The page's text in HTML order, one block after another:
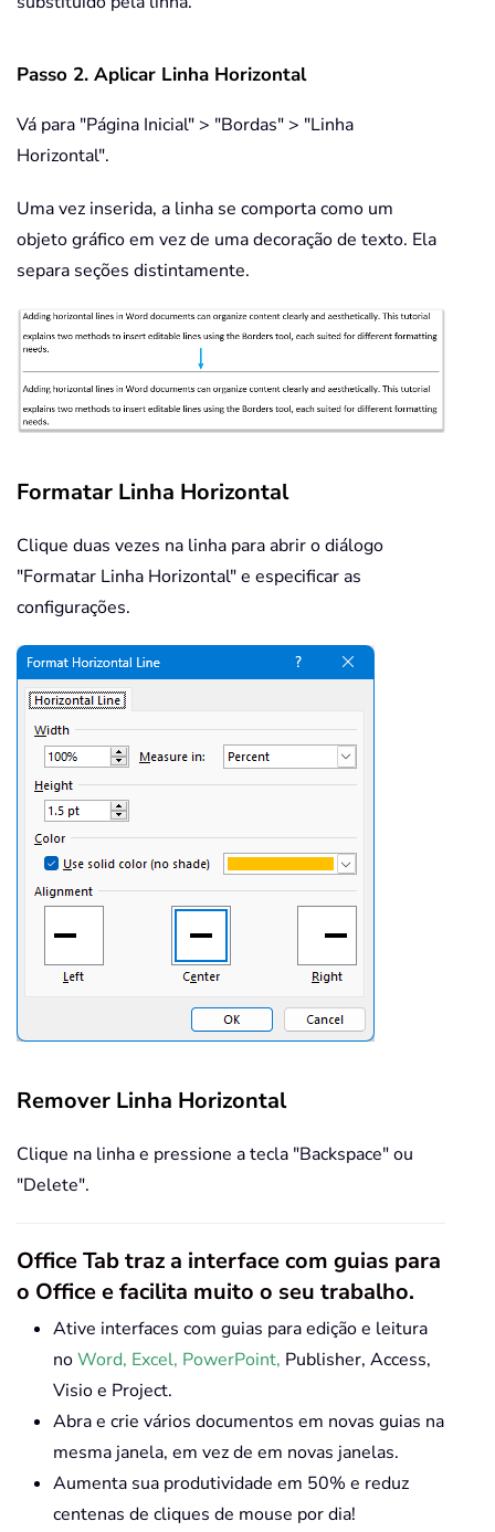
Passo 2. Aplicar Linha Horizontal
Vá para "Página Inicial" > "Bordas" > "Linha
Horizontal".
Uma vez inserida, a linha se comporta como um
objeto gráfico em vez de uma decoração de texto. Ela
separa seções distintamente.
Formatar Linha Horizontal
Clique duas vezes na linha para abrir o diálogo
"Formatar Linha Horizontal" e especificar as
configurações.
Remover Linha Horizontal
Clique na linha e pressione a tecla "Backspace" ou
"Delete".
Office Tab traz a interface com guias para
o Office e facilita muito o seu trabalho.
Ative interfaces com guias para edição e leitura
noWord, Excel, PowerPoint, Publisher, Access,
Visio e Project.
Abra e crie vários documentos em novas guias na
mesma janela, em vez de em novas janelas.
Aumenta sua produtividade em 50% e reduz
centenas de cliques de mouse por dia!